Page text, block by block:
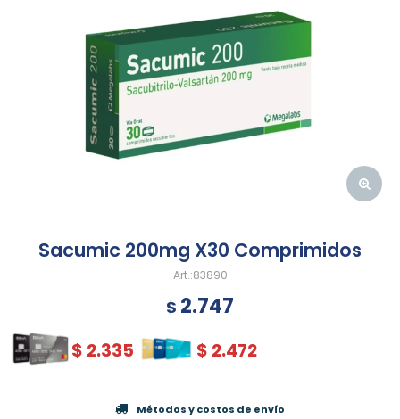
Sacumic 200mg X30 Comprimidos
83890
$ 2.747
$ 2.335 $ 2.472
Métodos y costos de envío